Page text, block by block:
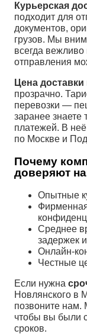
Курьерская
подходит для
документов,
грузов. Мы
всегда
отправления
Цена
прозрачно.
перевозки —
заранее знаете
платежей. В
по Москве и
Почему
доверяют
Опытные
Среднее
задержек
Онлайн-
Честные
Если нужна
Новлянского в
позвоните нам.
чтобы вы были
сроков.